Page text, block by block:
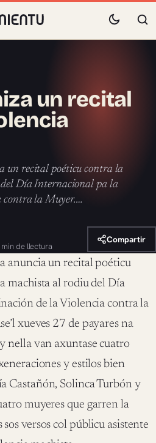
un recital
un recital poéticu contra la
Día Internacional pa la
contra la Muyer.…
min de llectura
Compartir
anuncia un recital poéticu
machista al rodiu del Día
de la Violencia contra la
xueves 27 de payares na
nella van axuntase cuatro
y estilos bien
Castañón, Solinca Turbón y
muyeres que garren la
versos col públicu asistente